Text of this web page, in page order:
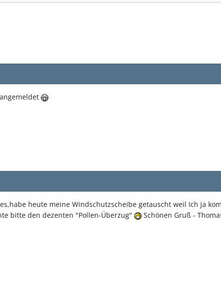
heute meine Windschutzscheibe getauscht weil Ich ja
bitte den dezenten "Pollen-Überzug"
Schönen Gruß -